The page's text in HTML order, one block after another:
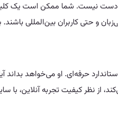
و حتی کاربران بین‌المللی
حرفه‌ای. او می‌خواهد
از نظر کیفیت تجربه